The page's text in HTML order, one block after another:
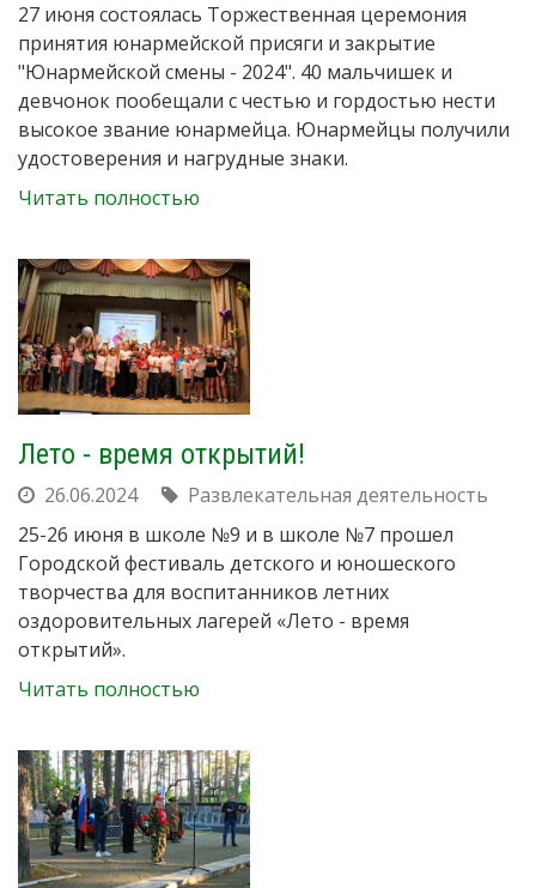
27 июня состоялась Торжественная церемония
принятия юнармейской присяги и закрытие
"Юнармейской смены - 2024". 40 мальчишек и
девчонок пообещали с честью и гордостью нести
высокое звание юнармейца. Юнармейцы получили
удостоверения и нагрудные знаки.
Читать полностью
Лето - время открытий!
26.06.2024
Развлекательная деятельность
25-26 июня в школе №9 и в школе №7 прошел
Городской фестиваль детского и юношеского
творчества для воспитанников летних
оздоровительных лагерей «Лето - время
открытий».
Читать полностью